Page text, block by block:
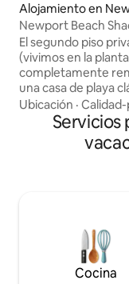
Alojamiento en
ach
Newport Beach
elegante
El segundo piso
(vivimos en la
completamente
una casa de playa
1960 con
cocina, baños,
electrodomésticos
¡Estamos muy
persona que
hospedarse. No
hijos. Administrada
Ubicación ·
Servicios
Cocina